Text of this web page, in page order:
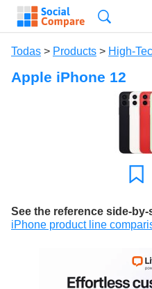
Todas > Products > High-
Apple iPhone 12
See the reference side-
iPhone product line